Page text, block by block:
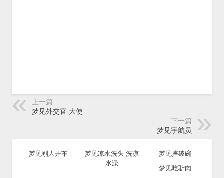
上一篇
梦见外交官 大使
下一篇
梦见宇航员
梦见别人开车
梦见凉水洗头 洗凉
水澡
梦见摔破碗
梦见吃驴肉